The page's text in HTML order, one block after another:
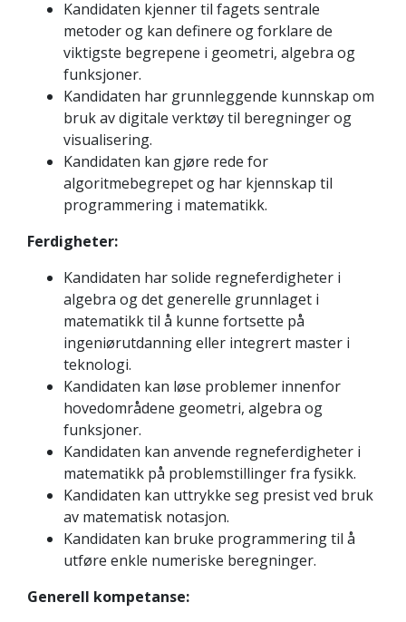
Kandidaten kjenner til fagets sentrale
metoder og kan definere og forklare de
viktigste begrepene i geometri, algebra og
funksjoner.
Kandidaten har grunnleggende kunnskap om
bruk av digitale verktøy til beregninger og
visualisering.
Kandidaten kan gjøre rede for
algoritmebegrepet og har kjennskap til
programmering i matematikk.
Ferdigheter:
Kandidaten har solide regneferdigheter i
algebra og det generelle grunnlaget i
matematikk til å kunne fortsette på
ingeniørutdanning eller integrert master i
teknologi.
Kandidaten kan løse problemer innenfor
hovedområdene geometri, algebra og
funksjoner.
Kandidaten kan anvende regneferdigheter i
matematikk på problemstillinger fra fysikk.
Kandidaten kan uttrykke seg presist ved bruk
av matematisk notasjon.
Kandidaten kan bruke programmering til å
utføre enkle numeriske beregninger.
Generell kompetanse: